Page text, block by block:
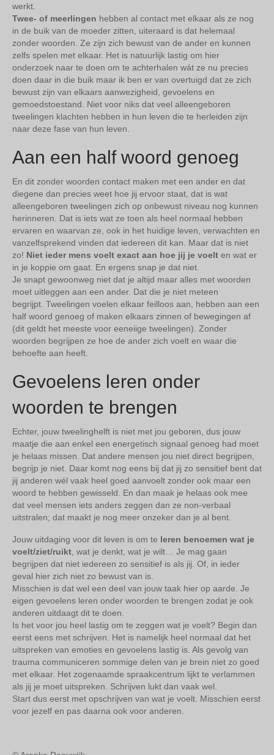
werkt.
Twee- of meerlingen hebben al contact met elkaar als ze nog
in de buik van de moeder zitten, uiteraard is dat helemaal
zonder woorden. Ze zijn zich bewust van de ander en kunnen
zelfs spelen met elkaar. Het is natuurlijk lastig om hier
onderzoek naar te doen om te achterhalen wát ze nu precies
doen daar in die buik maar ik ben er van overtuigd dat ze zich
bewust zijn van elkaars aanwezigheid, gevoelens en
gemoedstoestand. Niet voor niks dat veel alleengeboren
tweelingen klachten hebben in hun leven die te herleiden zijn
naar deze fase van hun leven.
Aan een half woord genoeg
En dit zonder woorden contact maken met een ander en dat
diegene dan precies weet hoe jij ervoor staat, dat is wat
alleengeboren tweelingen zich op onbewust niveau nog kunnen
herinneren. Dat is iets wat ze toen als heel normaal hebben
ervaren en waarvan ze, ook in het huidige leven, verwachten en
vanzelfsprekend vinden dat iedereen dit kan. Maar dat is niet
zo! Niet ieder mens voelt exact aan hoe jij je voelt en wat er
in je koppie om gaat. En ergens snap je dat niet.
Je snapt gewoonweg niet dat je altijd maar alles met woorden
moet uitleggen aan een ander. Dat die je niet meteen
begrijpt. Tweelingen voelen elkaar feilloos aan, hebben aan een
half woord genoeg of maken elkaars zinnen of bewegingen af
(dit geldt het meeste voor eeneiige tweelingen). Zonder
woorden begrijpen ze hoe de ander zich voelt en waar die
behoefte aan heeft.
Gevoelens leren onder
woorden te brengen
Echter, jouw tweelinghelft is niet met jou geboren, dus jouw
maatje die aan enkel een energetisch signaal genoeg had moet
je helaas missen. Dat andere mensen jou niet direct begrijpen,
begrijp je niet. Daar komt nog eens bij dat jij zo sensitief bent dat
jij anderen wél vaak heel goed aanvoelt zonder ook maar een
woord te hebben gewisseld. En dan maak je helaas ook mee
dat veel mensen iets anders zeggen dan ze non-verbaal
uitstralen; dat maakt je nog meer onzeker dan je al bent.
Jouw uitdaging voor dit leven is om te leren benoemen wat je
voelt/ziet/ruikt , wat je denkt, wat je wilt… Je mag gaan
begrijpen dat niet iedereen zo sensitief is als jij. Of, in ieder
geval hier zich niet zo bewust van is.
Misschien is dat wel een deel van jouw taak hier op aarde. Je
eigen gevoelens leren onder woorden te brengen zodat je ook
anderen uitdaagt dit te doen.
Is het voor jou heel lastig om te zeggen wat je voelt? Begin dan
eerst eens met schrijven. Het is namelijk heel normaal dat het
uitspreken van emoties en gevoelens lastig is. Als gevolg van
trauma communiceren sommige delen van je brein niet zo goed
met elkaar. Het zogenaamde spraakcentrum lijkt te verlammen
als jij je moet uitspreken. Schrijven lukt dan vaak wel.
Start dus eerst met opschrijven van wat je voelt. Misschien eerst
voor jezelf en pas daarna ook voor anderen.